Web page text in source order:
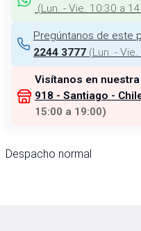
(Lun. - Vie. 10:30 a
Pregúntanos de este
2244 3777 (Lun. -
Visítanos en
918 - Santiago -
15:00 a 19:00)
Despacho normal